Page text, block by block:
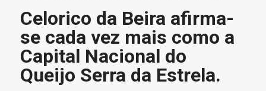
Celorico da Beira afirma-
se cada vez mais como a
Capital Nacional do
Queijo Serra da Estrela.